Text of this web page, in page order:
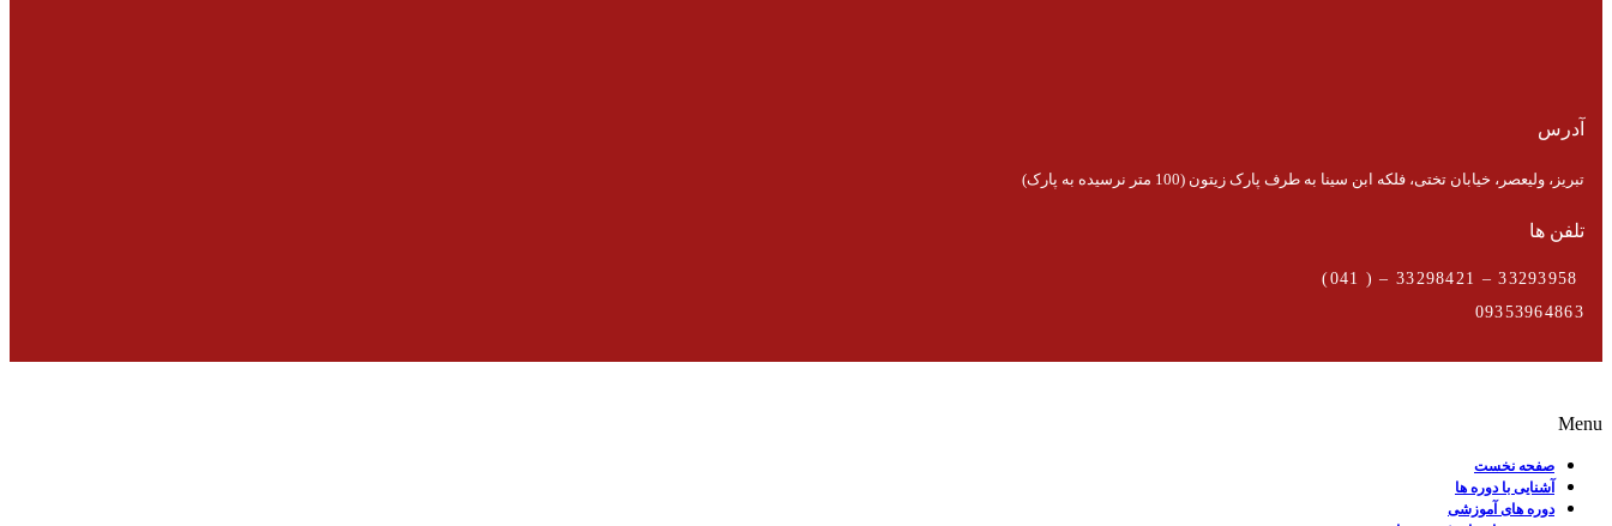
آدرس
تبریز، ولیعصر، خیابان تختی، فلکه ابن سینا به طرف پارک زیتون (100 متر نرسیده به پارک)
تلفن ها
09353964863
Menu
صفحه نخست
آشنایی با دوره ها
دوره های آموزشی